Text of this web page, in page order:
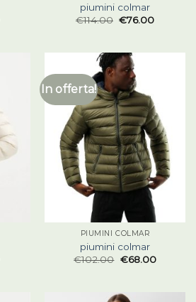
piumini colmar
€114.00 €76.00
In offerta!
PIUMINI COLMAR
piumini colmar
€102.00 €68.00